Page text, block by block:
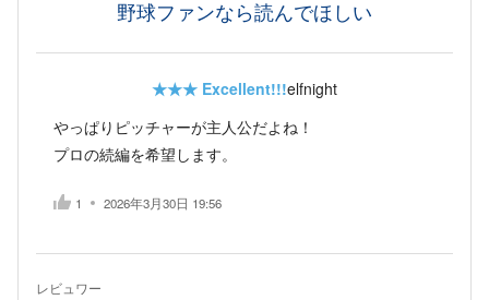
野球ファンなら読んでほしい
★★★ Excellent!!!elfnight
やっぱりピッチャーが主人公だよね！
プロの続編を希望します。
1 2026年3月30日 19:56
レビュワー